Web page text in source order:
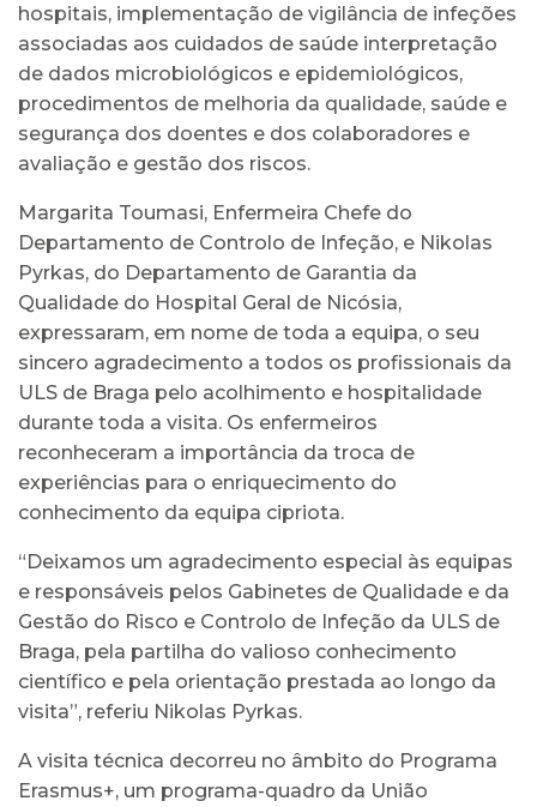
hospitais, implementação de vigilância de infeções
associadas aos cuidados de saúde interpretação
de dados microbiológicos e epidemiológicos,
procedimentos de melhoria da qualidade, saúde e
segurança dos doentes e dos colaboradores e
avaliação e gestão dos riscos.
Margarita Toumasi, Enfermeira Chefe do
Departamento de Controlo de Infeção, e Nikolas
Pyrkas, do Departamento de Garantia da
Qualidade do Hospital Geral de Nicósia,
expressaram, em nome de toda a equipa, o seu
sincero agradecimento a todos os profissionais da
ULS de Braga pelo acolhimento e hospitalidade
durante toda a visita. Os enfermeiros
reconheceram a importância da troca de
experiências para o enriquecimento do
conhecimento da equipa cipriota.
“Deixamos um agradecimento especial às equipas
e responsáveis pelos Gabinetes de Qualidade e da
Gestão do Risco e Controlo de Infeção da ULS de
Braga, pela partilha do valioso conhecimento
científico e pela orientação prestada ao longo da
visita”, referiu Nikolas Pyrkas.
A visita técnica decorreu no âmbito do Programa
Erasmus+, um programa-quadro da União